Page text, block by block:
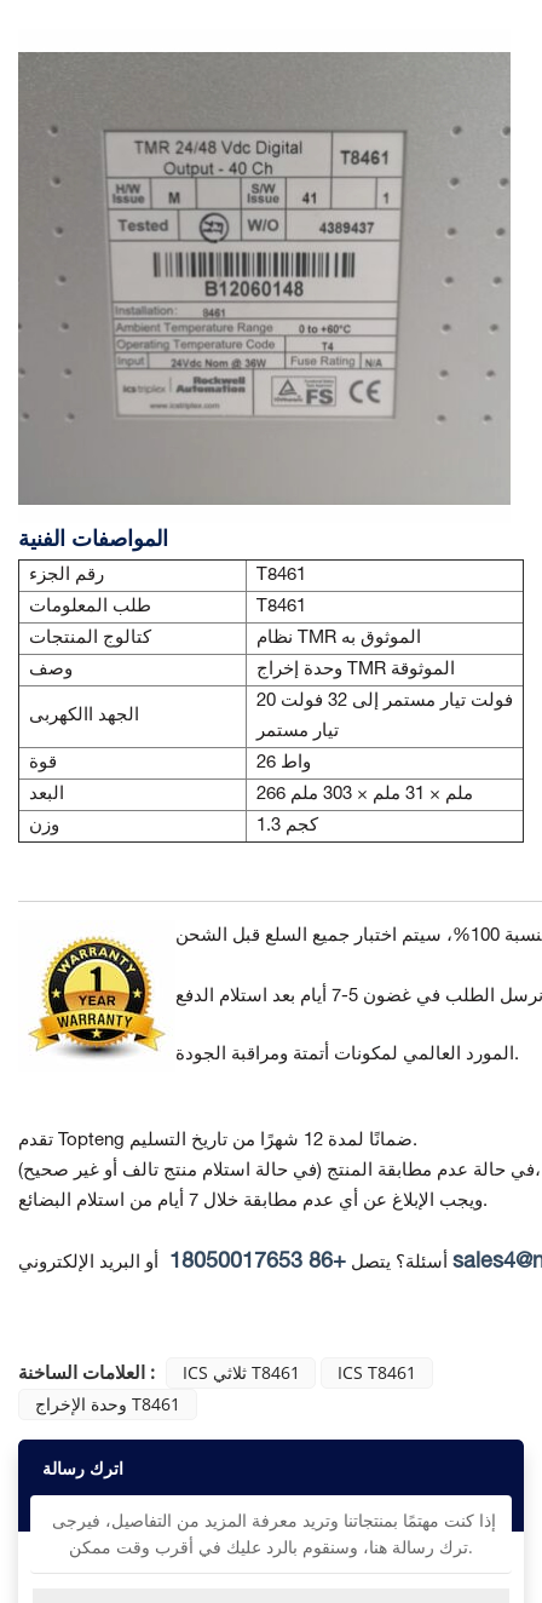
المواصفات الفنية
رقم الجزء
T8461
طلب المعلومات
T8461
كتالوج المنتجات
نظام TMR الموثوق به
وصف
وحدة إخراج TMR الموثوقة
الجهد االكهربى
20 فولت تيار مستمر إلى 32 فولت
تيار مستمر
قوة
26 واط
البعد
266 ملم × 31 ملم × 303 ملم
وزن
1.3 كجم
المورد العالمي لمكونات أتمتة ومراقبة الجودة.
تقدم Topteng ضمانًا لمدة 12 شهرًا من تاريخ التسليم.
في حالة عدم مطابقة المنتج(في حالة استلام منتج تالف أو غير صحيح)،
ويجب الإبلاغ عن أي عدم مطابقة خلال 7 أيام من استلام البضائع.
أسئلة؟ يتصل +86 18050017653 أو البريد الإلكتروني
العلامات الساخنة : ICS ثلاثي T8461
ICS T8461
وحدة الإخراج T8461
اترك رسالة
ترك رسالة هنا، وسنقوم بالرد عليك في أقرب وقت ممكن.